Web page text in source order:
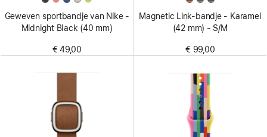
Geweven sportbandje van Nike -
Midnight Black (40 mm)
€ 49,00
Magnetic Link-bandje - Karamel
(42 mm) - S/M
€ 99,00